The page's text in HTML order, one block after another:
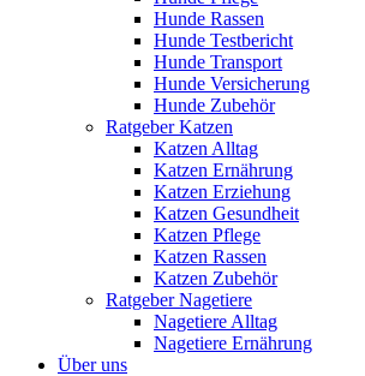
Hunde Rassen
Hunde Testbericht
Hunde Transport
Hunde Versicherung
Hunde Zubehör
Ratgeber Katzen
Katzen Alltag
Katzen Ernährung
Katzen Erziehung
Katzen Gesundheit
Katzen Pflege
Katzen Rassen
Katzen Zubehör
Ratgeber Nagetiere
Nagetiere Alltag
Nagetiere Ernährung
Über uns